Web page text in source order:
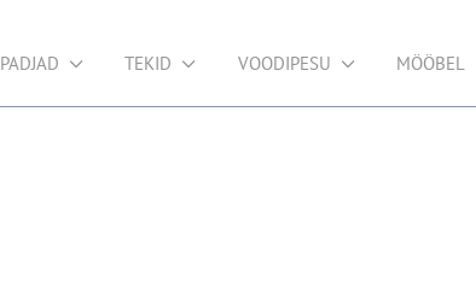
PADJAD TEKID VOODIPESU MÖÖBEL